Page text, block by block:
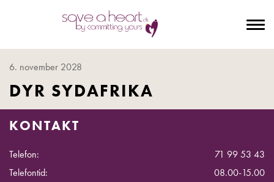
6. november 2028
DYR SYDAFRIKA
KONTAKT
Telefon:
71 99 53 43
Telefontid:
08.00-15.00